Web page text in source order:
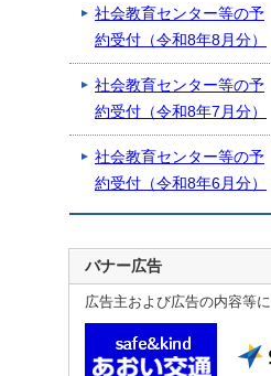
社会教育センター等の予
約受付（令和8年8月分）
社会教育センター等の予
約受付（令和8年7月分）
社会教育センター等の予
約受付（令和8年6月分）
バナー広告
広告主および広告の内容等